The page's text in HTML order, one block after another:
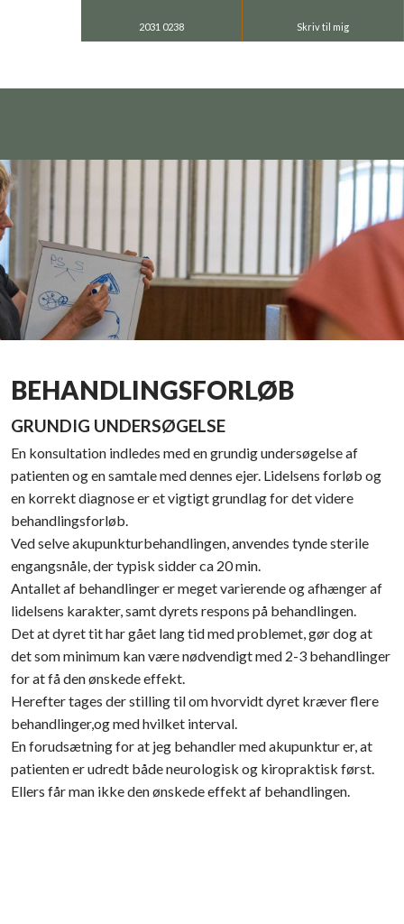
2031 0238 Skriv til mig
BEHANDLINGSFORLØB
GRUNDIG UNDERSØGELSE
En konsultation indledes med en grundig undersøgelse af
patienten og en samtale med dennes ejer. Lidelsens forløb og
en korrekt diagnose er et vigtigt grundlag for det videre
behandlingsforløb.
Ved selve akupunkturbehandlingen, anvendes tynde sterile
engangsnåle, der typisk sidder ca 20 min.
Antallet af behandlinger er meget varierende og afhænger af
lidelsens karakter, samt dyrets respons på behandlingen.
Det at dyret tit har gået lang tid med problemet, gør dog at
det som minimum kan være nødvendigt med 2-3 behandlinger
for at få den ønskede effekt.
Herefter tages der stilling til om hvorvidt dyret kræver flere
behandlinger,og med hvilket interval.
En forudsætning for at jeg behandler med akupunktur er, at
patienten er udredt både neurologisk og kiropraktisk først.
Ellers får man ikke den ønskede effekt af behandlingen.​